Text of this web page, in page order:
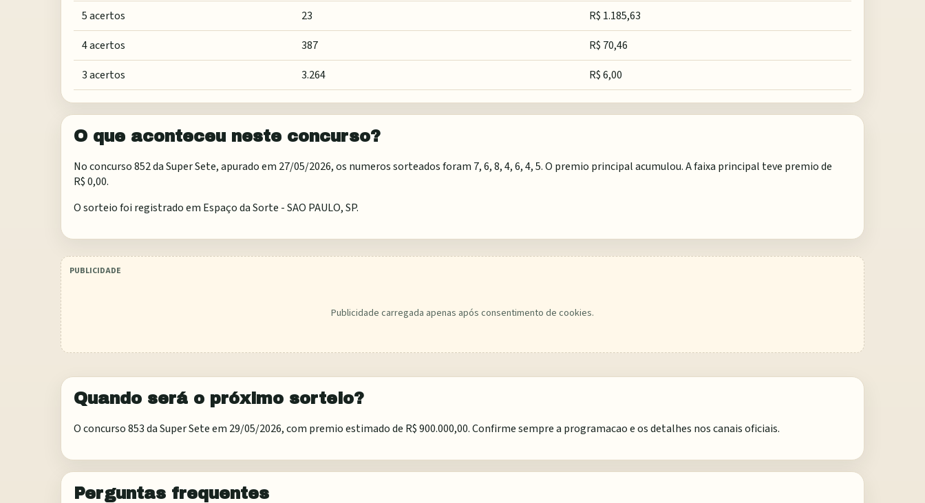
5 acertos
23
R$ 1.185,63
4 acertos
387
R$ 70,46
3 acertos
3.264 R$ 6,00
O que aconteceu neste concurso?
No concurso 852 da Super Sete, apurado em 27/05/2026, os numeros sorteados foram 7, 6, 8, 4, 6, 4, 5. O premio principal acumulou. A faixa principal teve premio de
R$ 0,00.
O sorteio foi registrado em Espaço da Sorte - SAO PAULO, SP.
Publicidade carregada apenas após consentimento de cookies.
Quando será o próximo sorteio?
O concurso 853 da Super Sete em 29/05/2026, com premio estimado de R$ 900.000,00. Confirme sempre a programacao e os detalhes nos canais oficiais.
Perguntas frequentes